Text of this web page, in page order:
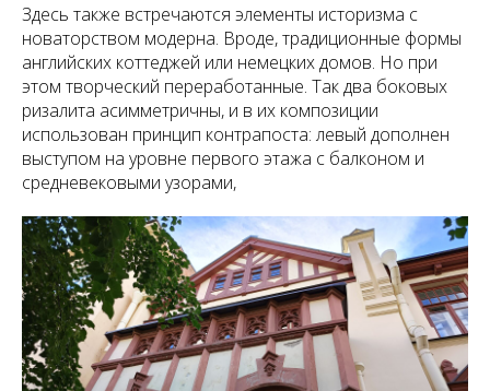
Здесь также встречаются элементы историзма с
новаторством модерна. Вроде, традиционные формы
английских коттеджей или немецких домов. Но при
этом творческий переработанные. Так два боковых
ризалита асимметричны, и в их композиции
использован принцип контрапоста: левый дополнен
выступом на уровне первого этажа с балконом и
средневековыми узорами,